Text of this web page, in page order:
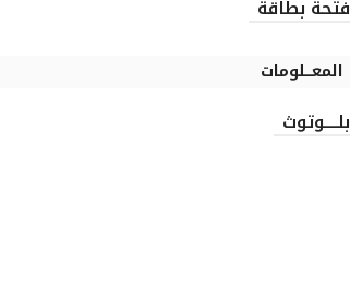
فتحة بطاقة
المعـــلومات
بلــــوتوث